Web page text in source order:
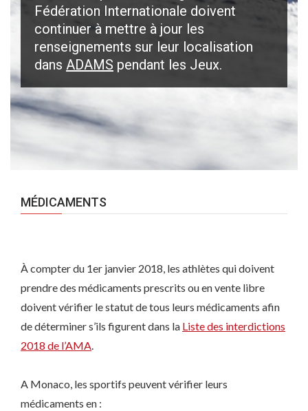
Fédération Internationale doivent
continuer à mettre à jour les
renseignements sur leur localisation
dans ADAMS pendant les Jeux.
MÉDICAMENTS
À compter du 1er janvier 2018, les athlètes qui doivent
prendre des médicaments prescrits ou en vente libre
doivent vérifier le statut de tous leurs médicaments afin
de déterminer s’ils figurent dans la Liste des interdictions
2018 de l’AMA.
A Monaco, les sportifs peuvent vérifier leurs
médicaments en :